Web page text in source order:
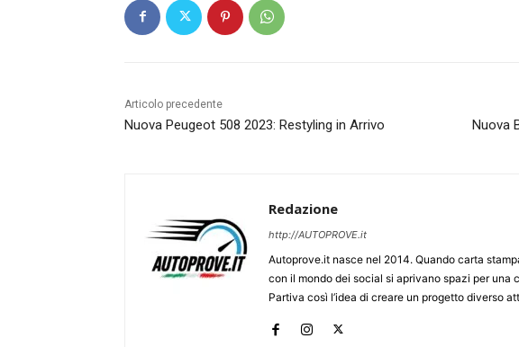
Articolo precedente
Nuova Peugeot 508 2023: Restyling in Arrivo Nuova
Redazione
http://AUTOPROVE.it
Autoprove.it nasce nel 2014. Quando carta
con il mondo dei social si aprivano spazi per una
Partiva così l’idea di creare un progetto diverso